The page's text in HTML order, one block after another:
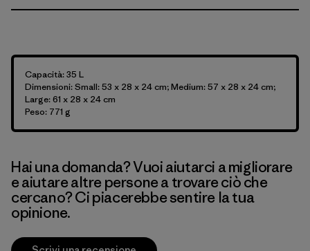
Capacità: 35 L
Dimensioni: Small: 53 x 28 x 24 cm; Medium: 57 x 28 x 24 cm;
Large: 61 x 28 x 24 cm
Peso: 771 g
Hai una domanda? Vuoi aiutarci a migliorare
e aiutare altre persone a trovare ciò che
cercano? Ci piacerebbe sentire la tua
opinione.